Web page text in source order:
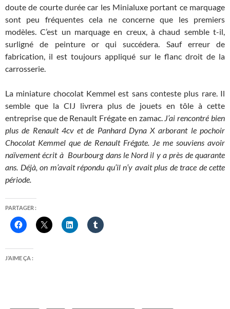
doute de courte durée car les Minialuxe portant ce marquage
sont peu fréquentes cela ne concerne que les premiers
modèles. C’est un marquage en creux, à chaud semble t-il,
surligné de peinture or qui succédera. Sauf erreur de
fabrication, il est toujours appliqué sur le flanc droit de la
carrosserie.
La miniature chocolat Kemmel est sans conteste plus rare. Il
semble que la CIJ livrera plus de jouets en tôle à cette
entreprise que de Renault Frégate en zamac. J’ai rencontré bien
plus de Renault 4cv et de Panhard Dyna X arborant le pochoir
Chocolat Kemmel que de Renault Frégate. Je me souviens avoir
naïvement écrit à Bourbourg dans le Nord il y a près de quarante
ans. Déjà, on m’avait répondu qu’il n’y avait plus de trace de cette
période.
PARTAGER :
J’AIME ÇA :